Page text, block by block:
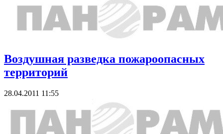
Воздушная разведка пожароопасных
территорий
28.04.2011 11:55